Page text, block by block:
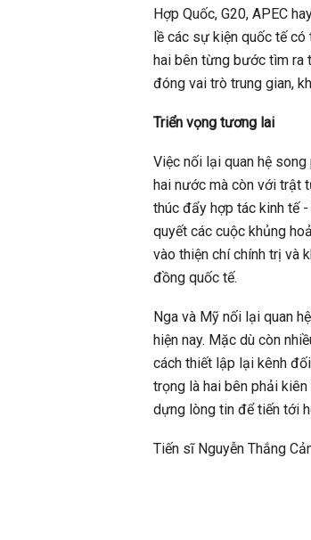
Hợp Quốc, G20, APEC
lề các sự kiện quốc tế
hai bên từng bước tìm ra
đóng vai trò trung gian,
Triển vọng tương lai
Việc nối lại quan hệ
hai nước mà còn với trật
thúc đẩy hợp tác kinh tế
quyết các cuộc khủng
vào thiện chí chính trị và
đồng quốc tế.
Nga và Mỹ nối lại quan
hiện nay. Mặc dù còn
cách thiết lập lại kênh
trọng là hai bên phải
dựng lòng tin để tiến tới
Tiến sĩ Nguyễn Thắng